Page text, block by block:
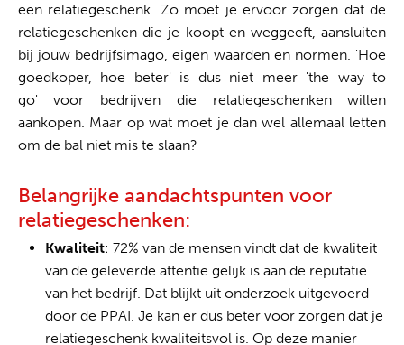
een relatiegeschenk. Zo moet je ervoor zorgen dat de
relatiegeschenken die je koopt en weggeeft, aansluiten
bij jouw bedrijfsimago, eigen waarden en normen. 'Hoe
goedkoper, hoe beter' is dus niet meer 'the way to
go' voor bedrijven die relatiegeschenken willen
aankopen. Maar op wat moet je dan wel allemaal letten
om de bal niet mis te slaan?
Belangrijke aandachtspunten voor
relatiegeschenken:
Kwaliteit: 72% van de mensen vindt dat de kwaliteit
van de geleverde attentie gelijk is aan de reputatie
van het bedrijf. Dat blijkt uit onderzoek uitgevoerd
door de PPAI. Je kan er dus beter voor zorgen dat je
relatiegeschenk kwaliteitsvol is. Op deze manier